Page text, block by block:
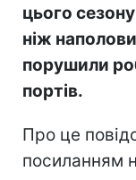
цього
ніж
порушили
портів.
Про це
посиланням